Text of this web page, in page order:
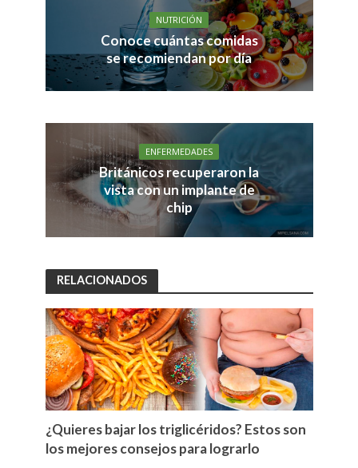
NUTRICIÓN
Conoce cuántas comidas
se recomiendan por día
ENFERMEDADES
Británicos recuperaron la
vista con un implante de
chip
RELACIONADOS
¿Quieres bajar los triglicéridos? Estos son
los mejores consejos para lograrlo